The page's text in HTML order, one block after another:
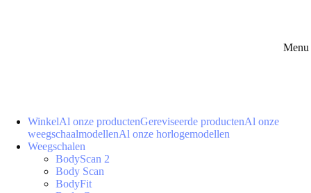
Menu
WinkelAl onze productenGereviseerde productenAl onze
weegschaalmodellenAl onze horlogemodellen
Weegschalen
BodyScan 2
Body Scan
BodyFit